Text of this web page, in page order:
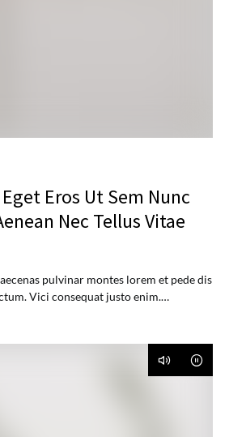
Eros Ut Sem Nunc
Nec Tellus Vitae
pulvinar montes lorem et pede dis
Vici consequat justo enim.…